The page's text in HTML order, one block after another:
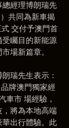
經理博朗瑞先
共同為新車揭
交付予澳門首
矚目的新能源
場新篇章。
瑞先生表示：
品牌澳門獨家經
車市 場經驗，
將為本地高端
出行體驗。此